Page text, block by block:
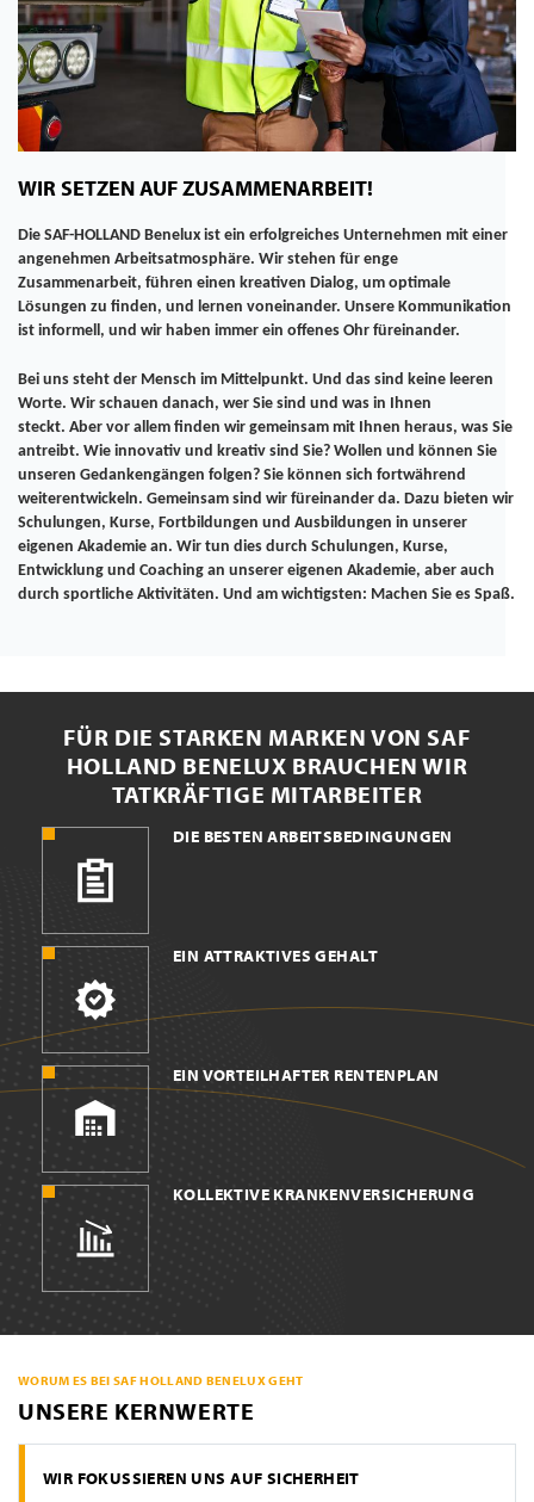
WIR SETZEN AUF ZUSAMMENARBEIT!
Die SAF-HOLLAND Benelux ist ein erfolgreiches Unternehmen mit einer
angenehmen Arbeitsatmosphäre. Wir stehen für enge
Zusammenarbeit, führen einen kreativen Dialog, um optimale
Lösungen zu finden, und lernen voneinander. Unsere Kommunikation
ist informell, und wir haben immer ein offenes Ohr füreinander.
Bei uns steht der Mensch im Mittelpunkt. Und das sind keine leeren
Worte. Wir schauen danach, wer Sie sind und was in Ihnen
steckt. Aber vor allem finden wir gemeinsam mit Ihnen heraus, was Sie
antreibt. Wie innovativ und kreativ sind Sie? Wollen und können Sie
unseren Gedankengängen folgen? Sie können sich fortwährend
weiterentwickeln. Gemeinsam sind wir füreinander da. Dazu bieten wir
Schulungen, Kurse, Fortbildungen und Ausbildungen in unserer
eigenen Akademie an. Wir tun dies durch Schulungen, Kurse,
Entwicklung und Coaching an unserer eigenen Akademie, aber auch
durch sportliche Aktivitäten. Und am wichtigsten: Machen Sie es Spaß.
FÜR DIE STARKEN MARKEN VON SAF
HOLLAND BENELUX BRAUCHEN WIR
TATKRÄFTIGE MITARBEITER
DIE BESTEN ARBEITSBEDINGUNGEN
EIN ATTRAKTIVES GEHALT
EIN VORTEILHAFTER RENTENPLAN
KOLLEKTIVE KRANKENVERSICHERUNG
WORUM ES BEI SAF HOLLAND BENELUX GEHT
UNSERE KERNWERTE
WIR FOKUSSIEREN UNS AUF SICHERHEIT